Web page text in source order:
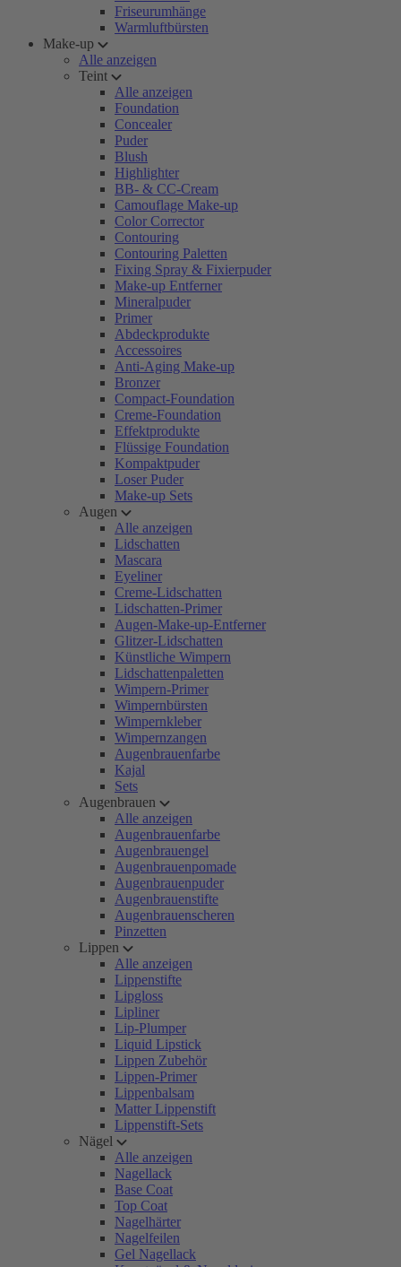
Friseurumhänge
Warmluftbürsten
Make-up
Alle anzeigen
Teint
Alle anzeigen
Foundation
Concealer
Puder
Blush
Highlighter
BB- & CC-Cream
Camouflage Make-up
Color Corrector
Contouring
Contouring Paletten
Fixing Spray & Fixierpuder
Make-up Entferner
Mineralpuder
Primer
Abdeckprodukte
Accessoires
Anti-Aging Make-up
Bronzer
Compact-Foundation
Creme-Foundation
Effektprodukte
Flüssige Foundation
Kompaktpuder
Loser Puder
Make-up Sets
Augen
Alle anzeigen
Lidschatten
Mascara
Eyeliner
Creme-Lidschatten
Lidschatten-Primer
Augen-Make-up-Entferner
Glitzer-Lidschatten
Künstliche Wimpern
Lidschattenpaletten
Wimpern-Primer
Wimpernbürsten
Wimpernkleber
Wimpernzangen
Augenbrauenfarbe
Kajal
Sets
Augenbrauen
Alle anzeigen
Augenbrauenfarbe
Augenbrauengel
Augenbrauenpomade
Augenbrauenpuder
Augenbrauenstifte
Augenbrauenscheren
Pinzetten
Lippen
Alle anzeigen
Lippenstifte
Lipgloss
Lipliner
Lip-Plumper
Liquid Lipstick
Lippen Zubehör
Lippen-Primer
Lippenbalsam
Matter Lippenstift
Lippenstift-Sets
Nägel
Alle anzeigen
Nagellack
Base Coat
Top Coat
Nagelhärter
Nagelfeilen
Gel Nagellack